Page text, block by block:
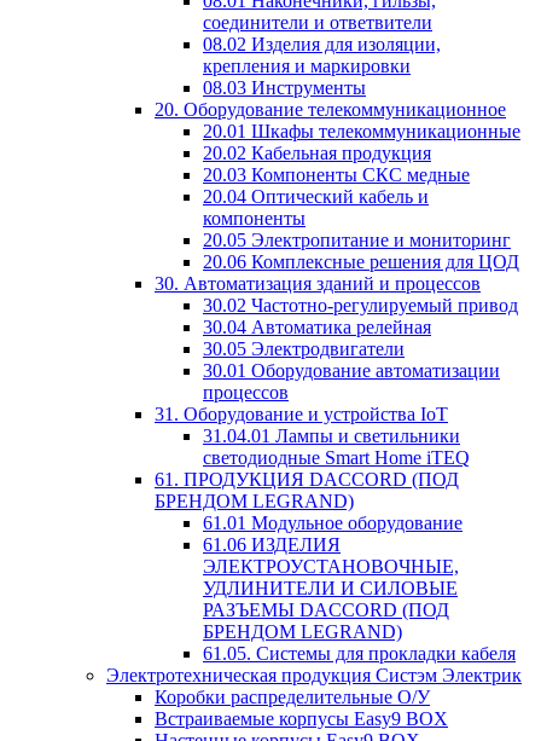
соединители и ответвители
08.02 Изделия для изоляции,
крепления и маркировки
08.03 Инструменты
20. Оборудование телекоммуникационное
20.01 Шкафы телекоммуникационные
20.02 Кабельная продукция
20.03 Компоненты СКС медные
20.04 Оптический кабель и
компоненты
20.05 Электропитание и мониторинг
20.06 Комплексные решения для ЦОД
30. Автоматизация зданий и процессов
30.02 Частотно-регулируемый привод
30.04 Автоматика релейная
30.05 Электродвигатели
30.01 Оборудование автоматизации
процессов
31. Оборудование и устройства IoT
31.04.01 Лампы и светильники
светодиодные Smart Home iTEQ
61. ПРОДУКЦИЯ DACCORD (ПОД
БРЕНДОМ LEGRAND)
61.01 Модульное оборудование
61.06 ИЗДЕЛИЯ
ЭЛЕКТРОУСТАНОВОЧНЫЕ,
УДЛИНИТЕЛИ И СИЛОВЫЕ
РАЗЪЕМЫ DACCORD (ПОД
БРЕНДОМ LEGRAND)
61.05. Системы для прокладки кабеля
Электротехническая продукция Систэм Электрик
Коробки распределительные О/У
Встраиваемые корпусы Easy9 BOX